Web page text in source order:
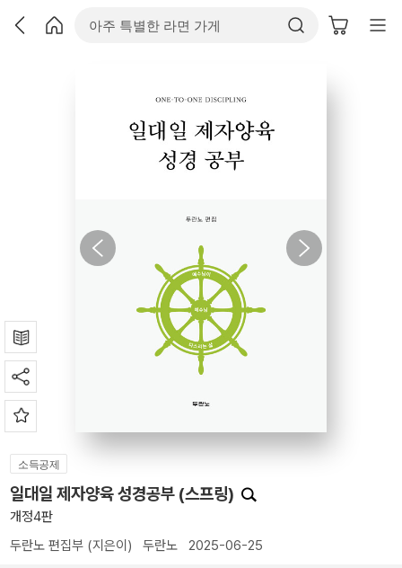
소득공제
일대일 제자양육 성경공부 (스프링)
개정4판
두란노 편집부 (지은이) 두란노 2025-06-25